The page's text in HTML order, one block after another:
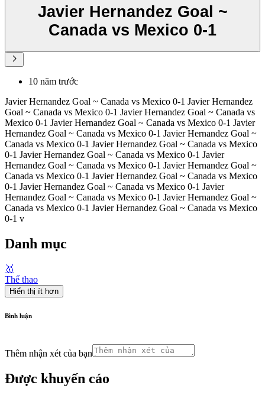
Javier Hernandez Goal ~
Canada vs Mexico 0-1
10 năm trước
Javier Hernandez Goal ~ Canada vs Mexico 0-1 Javier Hernandez
Goal ~ Canada vs Mexico 0-1 Javier Hernandez Goal ~ Canada vs
Mexico 0-1 Javier Hernandez Goal ~ Canada vs Mexico 0-1 Javier
Hernandez Goal ~ Canada vs Mexico 0-1 Javier Hernandez Goal ~
Canada vs Mexico 0-1 Javier Hernandez Goal ~ Canada vs Mexico
0-1 Javier Hernandez Goal ~ Canada vs Mexico 0-1 Javier
Hernandez Goal ~ Canada vs Mexico 0-1 Javier Hernandez Goal ~
Canada vs Mexico 0-1 Javier Hernandez Goal ~ Canada vs Mexico
0-1 Javier Hernandez Goal ~ Canada vs Mexico 0-1 Javier
Hernandez Goal ~ Canada vs Mexico 0-1 Javier Hernandez Goal ~
Canada vs Mexico 0-1 Javier Hernandez Goal ~ Canada vs Mexico
0-1 v
Danh mục
🥇
Thể thao
Hiển thị ít hơn
Bình luận
Thêm nhận xét của bạn
Được khuyến cáo